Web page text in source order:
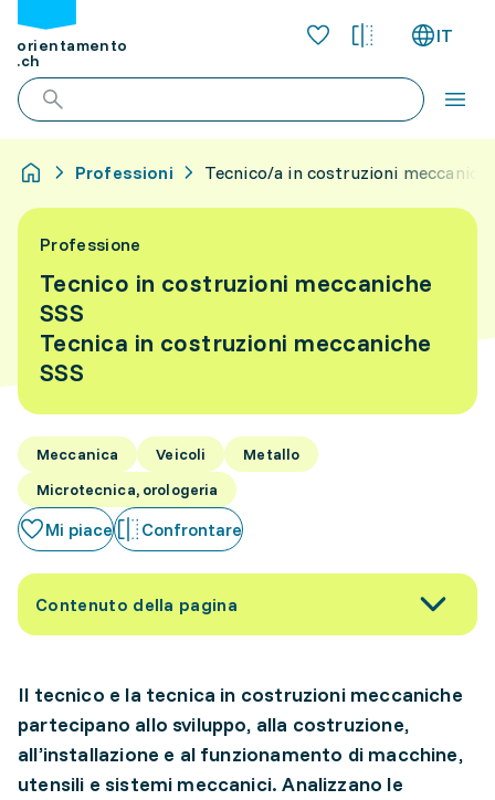
orientamento
.ch
IT
Professioni Tecnico/a in costruzioni
Professione
Tecnico in costruzioni meccaniche
SSS
Tecnica in costruzioni meccaniche
SSS
Meccanica Veicoli
Metallo
Microtecnica, orologeria
Mi piace Confrontare
Contenuto della pagina
Il tecnico e la tecnica in costruzioni meccaniche
partecipano allo sviluppo, alla costruzione,
all’installazione e al funzionamento di macchine,
utensili e sistemi meccanici. Analizzano le